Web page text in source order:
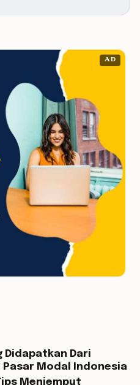
AD
Didapatkan Dari
Pasar Modal Indonesia
Menjemput